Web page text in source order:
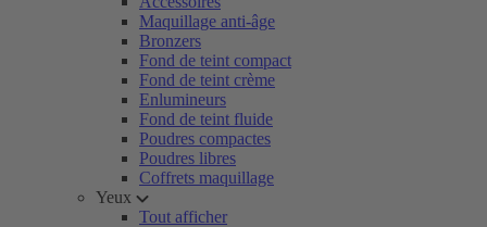
Maquillage anti-âge
Bronzers
Fond de teint compact
Fond de teint crème
Enlumineurs
Fond de teint fluide
Poudres compactes
Poudres libres
Coffrets maquillage
Yeux
Tout afficher